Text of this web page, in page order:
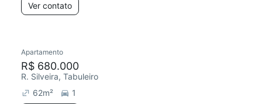
Ver contato
Redecorar
Apartamento
R$ 680.000
R. Silveira, Tabuleiro
62m²
1